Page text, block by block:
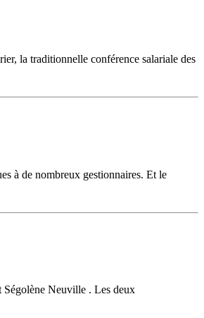
la traditionnelle conférence salariale des
à de nombreux gestionnaires. Et le
Ségolène Neuville . Les deux